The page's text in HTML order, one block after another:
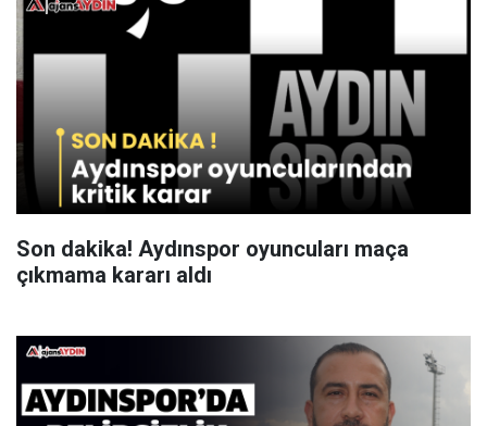
Son dakika! Aydınspor oyuncuları maça
çıkmama kararı aldı